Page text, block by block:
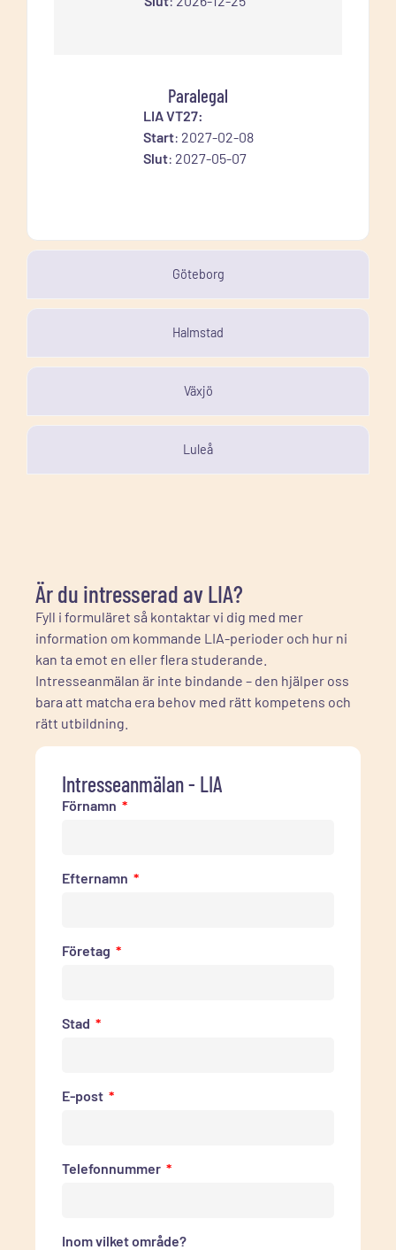
Göteborg
Halmstad
Växjö
Luleå
Paralegal
LIA VT27:
Start: 2027-02-08
Slut: 2027-05-07
Intresseanmälan - LIA
Förnamn
Efternamn
Företag
Stad
E-post
Telefonnummer
Inom vilket område?
Är du intresserad av LIA?
Fyll i formuläret så kontaktar vi dig med mer
information om kommande LIA-perioder och hur ni
kan ta emot en eller flera studerande.
Intresseanmälan är inte bindande – den hjälper oss
bara att matcha era behov med rätt kompetens och
rätt utbildning.